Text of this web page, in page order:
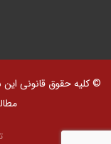
© کلیه حقوق قانونی این